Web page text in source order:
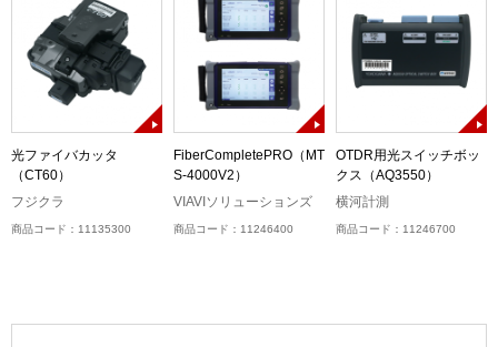
光ファイバカッタ
（CT60）
フジクラ
商品コード：11135300
FiberCompletePRO（MT
S-4000V2）
VIAVIソリューションズ
商品コード：11246400
OTDR用光スイッチボッ
クス（AQ3550）
横河計測
商品コード：11246700